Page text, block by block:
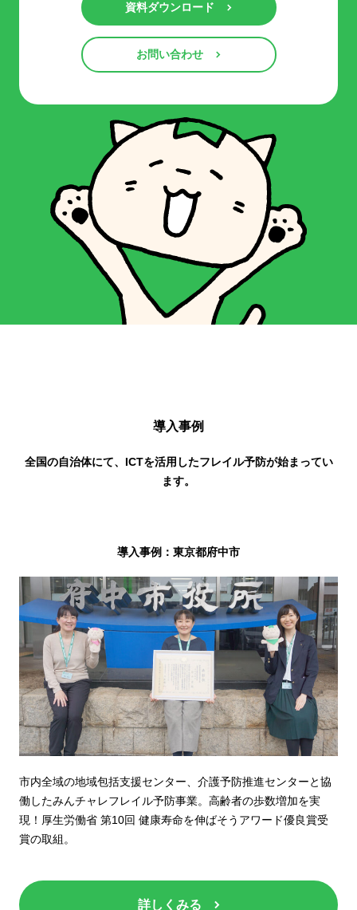
資料ダウンロード
お問い合わせ
導入事例
全国の自治体にて、ICTを活用したフレイル予防が始まってい
ます。
導入事例：東京都府中市
市内全域の地域包括支援センター、介護予防推進センターと協
働したみんチャレフレイル予防事業。高齢者の歩数増加を実
現！厚生労働省 第10回 健康寿命を伸ばそうアワード優良賞受
賞の取組。
詳しくみる